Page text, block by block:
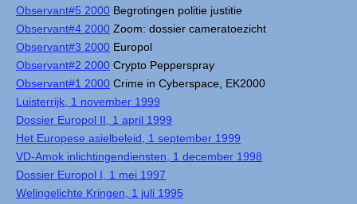
Observant#5 2000 Begrotingen politie justitie
Observant#4 2000 Zoom: dossier cameratoezicht
Observant#3 2000 Europol
Observant#2 2000 Crypto Pepperspray
Observant#1 2000 Crime in Cyberspace, EK2000
Luisterrijk, 1 november 1999
Dossier Europol II, 1 april 1999
Het Europese asielbeleid, 1 september 1999
VD-Amok inlichtingendiensten, 1 december 1998
Dossier Europol I, 1 mei 1997
Welingelichte Kringen, 1 juli 1995